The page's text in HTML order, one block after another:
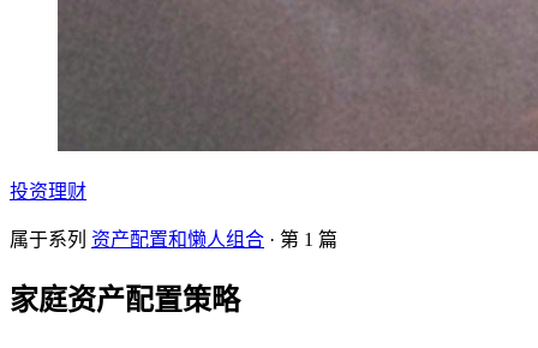
投资理财
属于系列 资产配置和懒人组合 · 第 1 篇
家庭资产配置策略